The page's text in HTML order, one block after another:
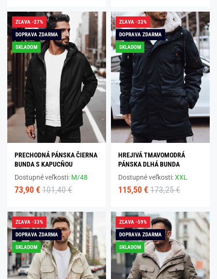
ZĽAVA -27%
DOPRAVA ZDARMA
SKLADOM
PRECHODNÁ PÁNSKA ČIERNA
BUNDA S KAPUCŇOU
Dostupné veľkosti: M/48
73,90 € 101,40 €
ZĽAVA -33%
DOPRAVA ZDARMA
SKLADOM
HREJIVÁ TMAVOMODRÁ
PÁNSKA DLHÁ BUNDA
Dostupné veľkosti:XXL
115,50 € 173,25 €
ZĽAVA -33%
DOPRAVA ZDARMA
SKLADOM
ZĽAVA -59%
DOPRAVA ZDARMA
SKLADOM